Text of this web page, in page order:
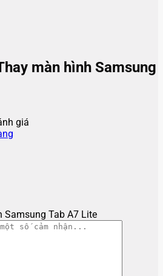
màn hình Samsung
giá
Tab A7 Lite